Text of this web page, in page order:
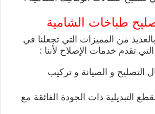
طباخات الشامية
من المميزات التي تجعلنا في
تقدم خدمات الإصلاح لأننا :
التصليح و الصيانة و تركيب
التبديلية ذات الجودة الفائقة مع